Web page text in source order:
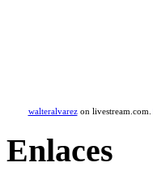
walteralvarezon livestream.com.
Enlaces